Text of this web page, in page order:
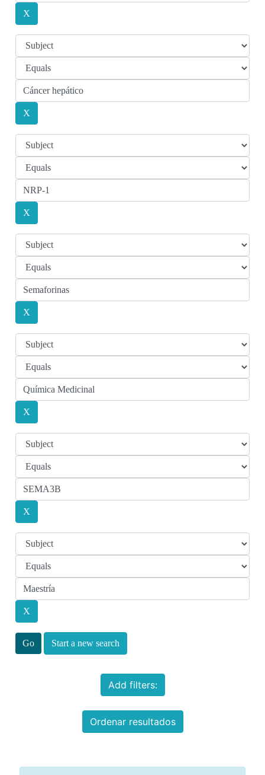
Start a new search
Add filters:
Ordenar resultados